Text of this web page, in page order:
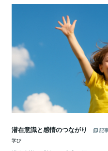
潜在意識と感情のつながり
記
学び